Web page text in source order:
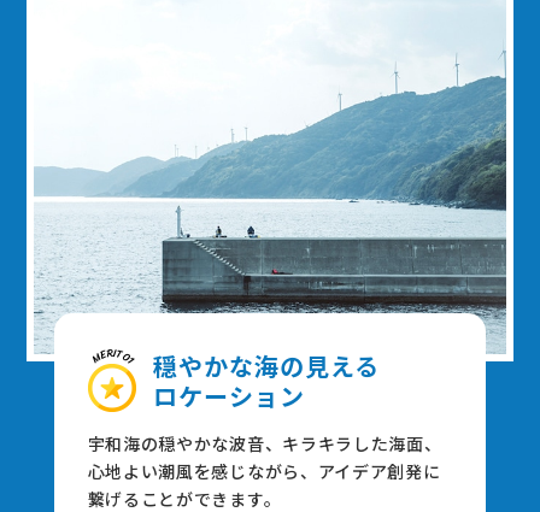
穏やかな海の⾒える
ロケーション
宇和海の穏やかな波⾳、キラキラした海⾯、
⼼地よい潮⾵を感じながら、アイデア創発に
繋げることができます。